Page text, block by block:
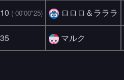
(-00'00"25) ロロロ＆ラララ
マルク